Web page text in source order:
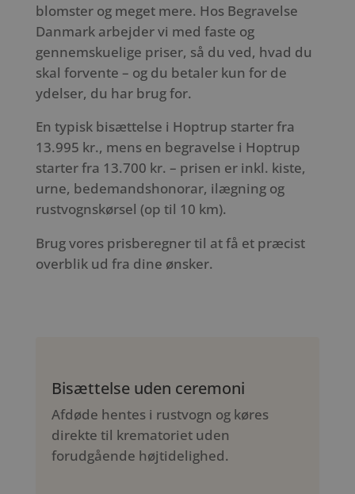
blomster og meget mere. Hos Begravelse
Danmark arbejder vi med faste og
gennemskuelige priser, så du ved, hvad du
skal forvente – og du betaler kun for de
ydelser, du har brug for.
En typisk bisættelse i Hoptrup starter fra
13.995 kr., mens en begravelse i Hoptrup
starter fra 13.700 kr. – prisen er inkl. kiste,
urne, bedemandshonorar, ilægning og
rustvognskørsel (op til 10 km).
Brug vores prisberegner til at få et præcist
overblik ud fra dine ønsker.
Bisættelse uden ceremoni
Afdøde hentes i rustvogn og køres
direkte til krematoriet uden
forudgående højtidelighed.